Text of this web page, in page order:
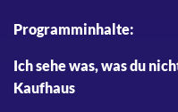
Programminhalte:
Ich sehe was, was du
Kaufhaus